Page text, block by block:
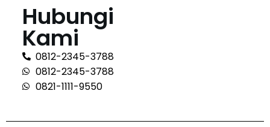
Hubungi
Kami
0812-2345-3788
0812-2345-3788
0821-1111-9550